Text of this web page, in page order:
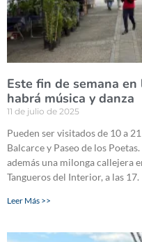
Este fin de semana
habrá música y danza
11 de julio de 2025
Pueden ser visitados de 10 a
Balcarce y Paseo de los
además una milonga callejera
Tangueros del Interior, a las 17.
Leer Más >>